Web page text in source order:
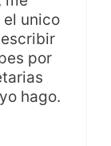
el unico
por
hago.